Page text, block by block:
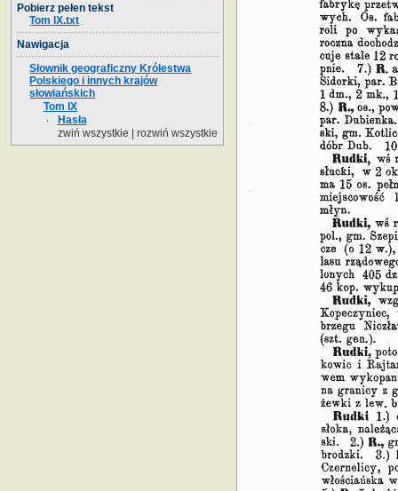
Pobierz pełen tekst
Tom IX.txt
Nawigacja
Słownik geograficzny Królestwa
Polskiego i innych krajów
słowiańskich
Tom IX
Hasła
zwiń wszystkie
rozwiń wszystkie